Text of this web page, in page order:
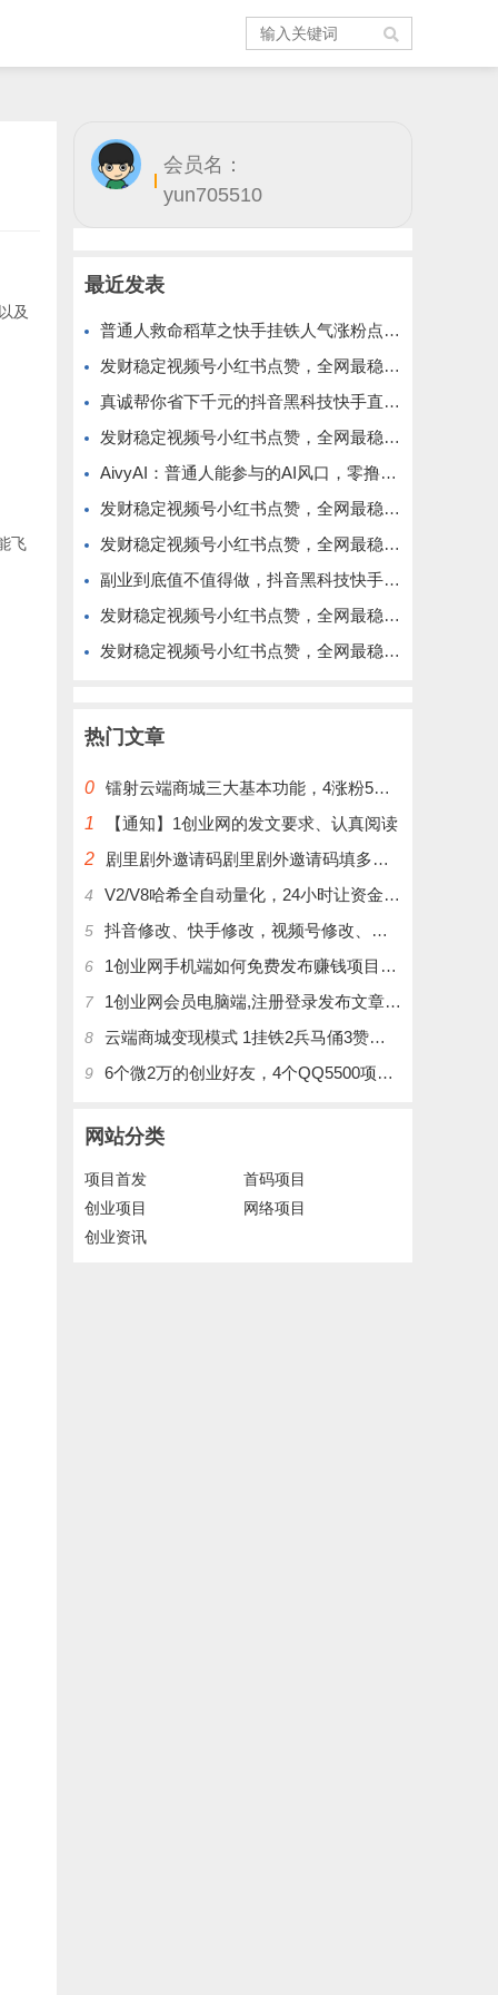
及
飞
会员名：
yun705510
最近发表
普通人救命稻草之快手挂铁人气涨粉点赞抖音黑科技云端商城免费公布
发财稳定视频号小红书点赞，全网最稳定绿色的项目，小红书启动
真诚帮你省下千元的抖音黑科技快手直播间人气涨粉点赞云端商城免费送
发财稳定视频号小红书点赞，全网最稳定绿色的项目，全网一起推
AivyAI：普通人能参与的AI风口，零撸AVAX，首码上线速度上车！
发财稳定视频号小红书点赞，全网最稳定绿色的项目，价格拉满的哦
发财稳定视频号小红书点赞，全网最稳定绿色的项目，今年再加油
副业到底值不值得做，抖音黑科技快手上人涨粉云端商城真能逆袭赚钱
发财稳定视频号小红书点赞，全网最稳定绿色的项目，完美来拉新
发财稳定视频号小红书点赞，全网最稳定绿色的项目，完全自动了
热门文章
0 镭射云端商城三大基本功能，4涨粉5涨播放量6挂铁，为你揭开真实的面纱!
1
【通知】1创业网的发文要求、认真阅读
2
剧里剧外邀请码剧里剧外邀请码填多少呢？
4 V2/V8哈希全自动量化，24小时让资金为你打工！
5 抖音修改、快手修改，视频号修改、大屏修改|橱窗修改|抖店修改|、招代理可单独购买
6 1创业网手机端如何免费发布赚钱项目文章
7 1创业网会员电脑端,注册登录发布文章,操作介绍
8 云端商城变现模式 1挂铁2兵马俑3赞刷4涨粉，带你玩.赚风口项日
9 6个微2万的创业好友，4个QQ5500项目好友，QQ每天在线人数2400人、承接朋友圈广告投放
网站分类
项目首发
首码项目
创业项目
网络项目
创业资讯